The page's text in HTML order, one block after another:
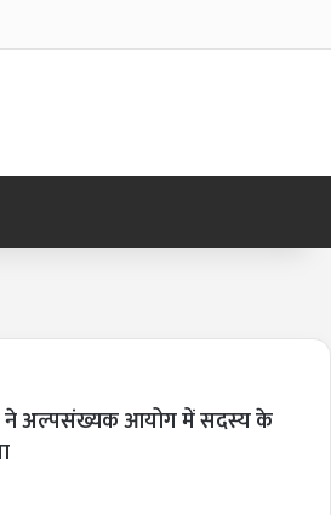
ने अल्पसंख्यक आयोग में सदस्य के